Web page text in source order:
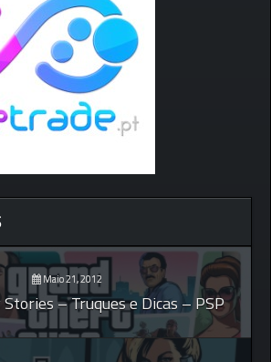
Maio 21, 2012
Stories – Truques e Dicas – PSP